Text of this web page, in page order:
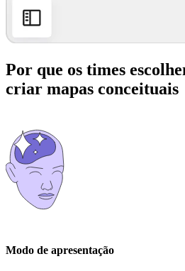
Por que os times
criar mapas conceituais
Modo de apresentação